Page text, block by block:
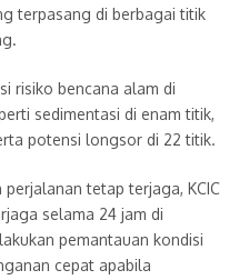
terpasang di berbagai titik
risiko bencana alam di
sedimentasi di enam titik,
potensi longsor di 22 titik.
tetap terjaga, KCIC
selama 24 jam di
pemantauan kondisi
cepat apabila